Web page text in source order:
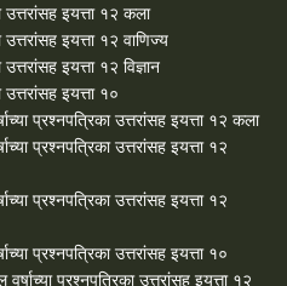
उत्तरांसह इयत्ता १२ कला
उत्तरांसह इयत्ता १२ वाणिज्य
इयत्ता १२ विज्ञान
उत्तरांसह इयत्ता १०
प्रश्‍नपत्रिका उत्तरांसह इयत्ता १२ कला
प्रश्‍नपत्रिका उत्तरांसह इयत्ता १२
प्रश्‍नपत्रिका उत्तरांसह इयत्ता १२
प्रश्‍नपत्रिका उत्तरांसह इयत्ता १०
प्रश्‍नपत्रिका उत्तरांसह इयत्ता १२